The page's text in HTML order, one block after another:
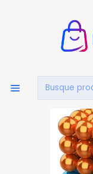
JUGUETES
Cubo